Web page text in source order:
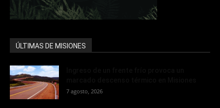
ÚLTIMAS DE MISIONES
7 agosto, 2026